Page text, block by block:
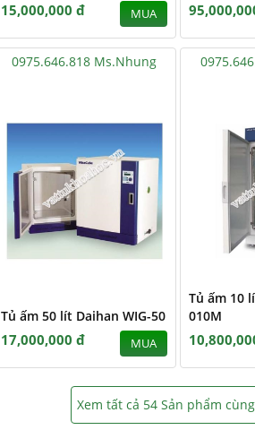
15,000,000 đ MUA
0975.646.818 Ms.Nhung
Tủ ấm 50 lít Daihan WIG-50
17,000,000 đ MUA
Tủ ấm 10
010M
Xem tất cả 54 Sản phẩm